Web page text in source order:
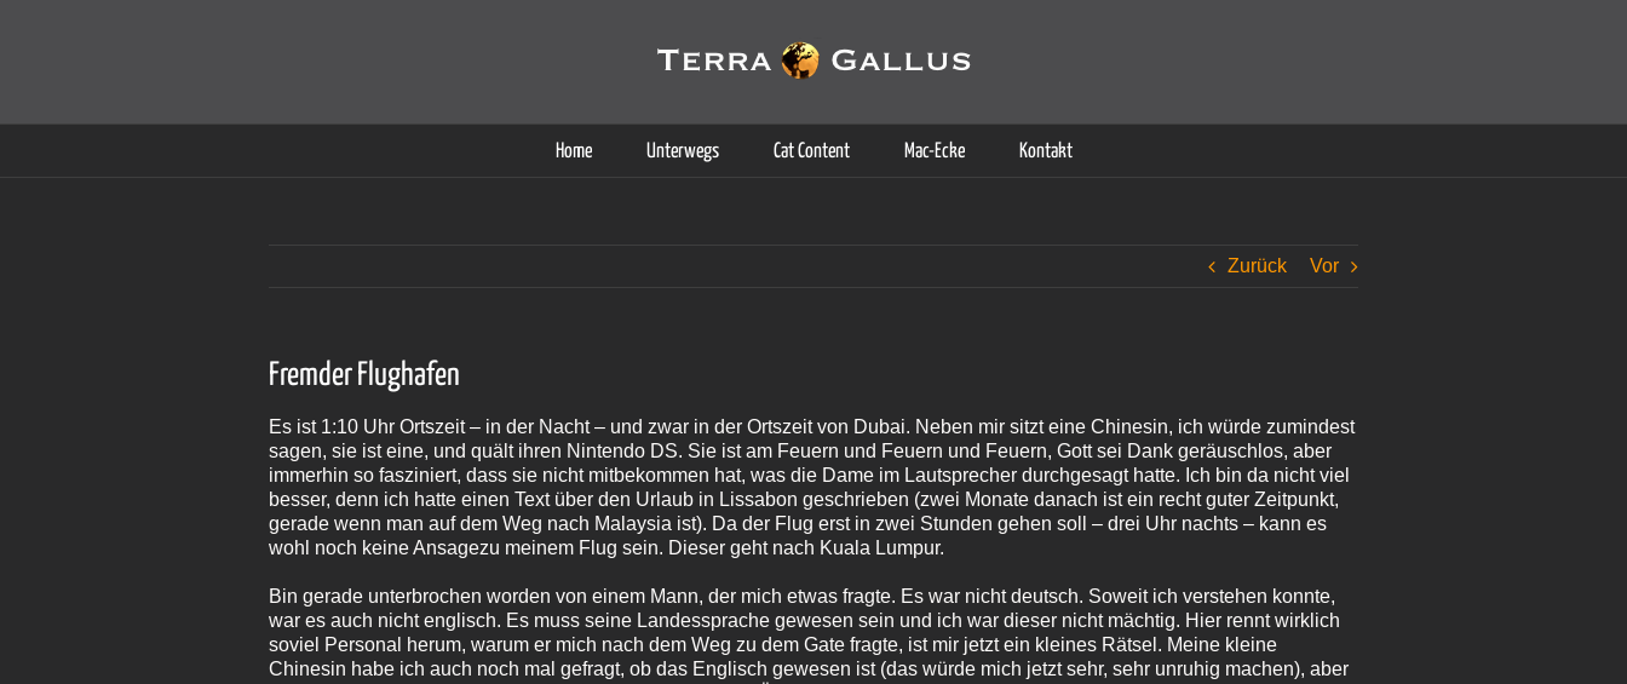
Home Unterwegs Cat Content Mac-Ecke Kontakt
Zurück Vor
Fremder Flughafen
Es ist 1:10 Uhr Ortszeit – in der Nacht – und zwar in der Ortszeit von Dubai. Neben mir sitzt eine Chinesin, ich würde zumindest
sagen, sie ist eine, und quält ihren Nintendo DS. Sie ist am Feuern und Feuern und Feuern, Gott sei Dank geräuschlos, aber
immerhin so fasziniert, dass sie nicht mitbekommen hat, was die Dame im Lautsprecher durchgesagt hatte. Ich bin da nicht viel
besser, denn ich hatte einen Text über den Urlaub in Lissabon geschrieben (zwei Monate danach ist ein recht guter Zeitpunkt,
gerade wenn man auf dem Weg nach Malaysia ist). Da der Flug erst in zwei Stunden gehen soll – drei Uhr nachts – kann es
wohl noch keine Ansagezu meinem Flug sein. Dieser geht nach Kuala Lumpur.
Bin gerade unterbrochen worden von einem Mann, der mich etwas fragte. Es war nicht deutsch. Soweit ich verstehen konnte,
war es auch nicht englisch. Es muss seine Landessprache gewesen sein und ich war dieser nicht mächtig. Hier rennt wirklich
soviel Personal herum, warum er mich nach dem Weg zu dem Gate fragte, ist mir jetzt ein kleines Rätsel. Meine kleine
Chinesin habe ich auch noch mal gefragt, ob das Englisch gewesen ist (das würde mich jetzt sehr, sehr unruhig machen), aber
Cookies helfen auf auf dieser Seite bei der Bereitstellung der Dienste. Durch die Nutzung dieser Webseite erklären Sie sich damit einverstanden, dass Cookies gesetzt werden.
Weitere Informationen